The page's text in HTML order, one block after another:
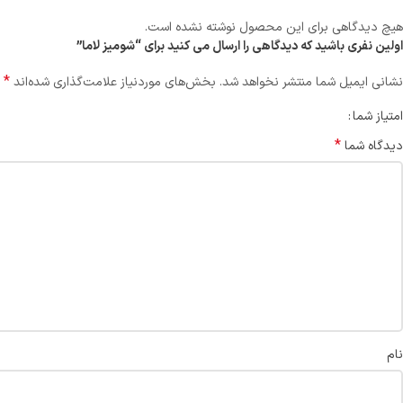
هیچ دیدگاهی برای این محصول نوشته نشده است.
اولین نفری باشید که دیدگاهی را ارسال می کنید برای “شومیز لاما”
نشانی ایمیل شما منتشر نخواهد شد. بخش‌های موردنیاز علامت‌گذاری شده‌اند*
امتیاز شما
دیدگاه شما*
نام